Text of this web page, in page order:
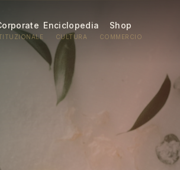
Enciclopedia
CULTURA
Shop
COMMERCIO